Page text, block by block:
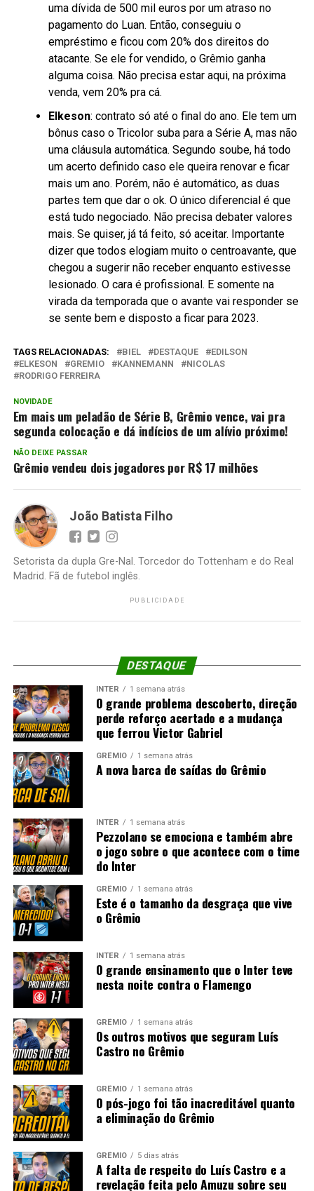
uma dívida de 500 mil euros por um atraso no
pagamento do Luan. Então, conseguiu o
empréstimo e ficou com 20% dos direitos do
atacante. Se ele for vendido, o Grêmio ganha
alguma coisa. Não precisa estar aqui, na próxima
venda, vem 20% pra cá.
Elkeson: contrato só até o final do ano. Ele tem um
bônus caso o Tricolor suba para a Série A, mas não
uma cláusula automática. Segundo soube, há todo
um acerto definido caso ele queira renovar e ficar
mais um ano. Porém, não é automático, as duas
partes tem que dar o ok. O único diferencial é que
está tudo negociado. Não precisa debater valores
mais. Se quiser, já tá feito, só aceitar. Importante
dizer que todos elogiam muito o centroavante, que
chegou a sugerir não receber enquanto estivesse
lesionado. O cara é profissional. E somente na
virada da temporada que o avante vai responder se
se sente bem e disposto a ficar para 2023.
TAGS RELACIONADAS: BIEL DESTAQUE
EDILSON
ELKESON
GREMIO KANNEMANN
NICOLAS
RODRIGO FERREIRA
NOVIDADE
Em mais um peladão de Série B, Grêmio vence, vai pra
segunda colocação e dá indícios de um alívio próximo!
NÃO DEIXE PASSAR
Grêmio vendeu dois jogadores por R$ 17 milhões
João Batista Filho
Setorista da dupla Gre-Nal. Torcedor do Tottenham e do Real
Madrid. Fã de futebol inglês.
PUBLICIDADE
DESTAQUE
INTER 1 semana atrás
O grande problema descoberto, direção
perde reforço acertado e a mudança
que ferrou Victor Gabriel
GRÊMIO 1 semana atrás
A nova barca de saídas do Grêmio
INTER 1 semana atrás
Pezzolano se emociona e também abre
o jogo sobre o que acontece com o time
do Inter
GRÊMIO 1 semana atrás
Este é o tamanho da desgraça que vive
o Grêmio
INTER 1 semana atrás
O grande ensinamento que o Inter teve
nesta noite contra o Flamengo
GRÊMIO 1 semana atrás
Os outros motivos que seguram Luís
Castro no Grêmio
GRÊMIO 1 semana atrás
O pós-jogo foi tão inacreditável quanto
a eliminação do Grêmio
GRÊMIO 5 dias atrás
A falta de respeito do Luís Castro e a
revelação feita pelo Amuzu sobre seu